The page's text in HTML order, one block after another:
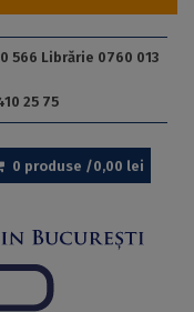
566 Librărie 0760 013
25 75
0 produse /0,00 lei